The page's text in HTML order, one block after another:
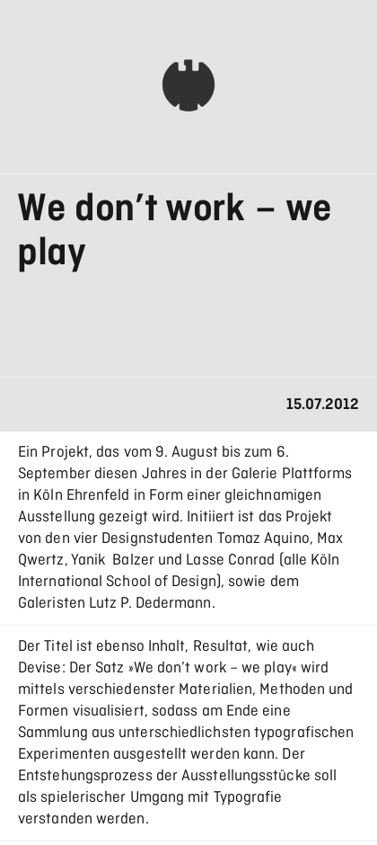
AGENTUREN
IN DEUTSCHLAND
We don’t work – we
play
15.07.2012
Ein Projekt, das vom 9. August bis zum 6.
September diesen Jahres in der Galerie Plattforms
in Köln Ehrenfeld in Form einer gleichnamigen
Ausstellung gezeigt wird. Initiiert ist das Projekt
von den vier Designstudenten Tomaz Aquino, Max
Qwertz, Yanik Balzer und Lasse Conrad (alle Köln
International School of Design), sowie dem
Galeristen Lutz P. Dedermann.
Der Titel ist ebenso Inhalt, Resultat, wie auch
Devise: Der Satz »We don’t work – we play« wird
mittels verschiedenster Materialien, Methoden und
Formen visualisiert, sodass am Ende eine
Sammlung aus unterschiedlichsten typografischen
Experimenten ausgestellt werden kann. Der
Entstehungsprozess der Ausstellungsstücke soll
als spielerischer Umgang mit Typografie
verstanden werden.